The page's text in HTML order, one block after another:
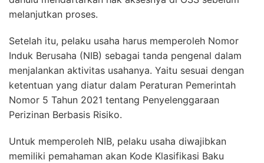
melanjutkan proses.
Setelah itu, pelaku usaha harus memperoleh Nomor
Induk Berusaha (NIB) sebagai tanda pengenal dalam
menjalankan aktivitas usahanya. Yaitu sesuai dengan
ketentuan yang diatur dalam Peraturan Pemerintah
Nomor 5 Tahun 2021 tentang Penyelenggaraan
Perizinan Berbasis Risiko.
Untuk memperoleh NIB, pelaku usaha diwajibkan
memiliki pemahaman akan Kode Klasifikasi Baku